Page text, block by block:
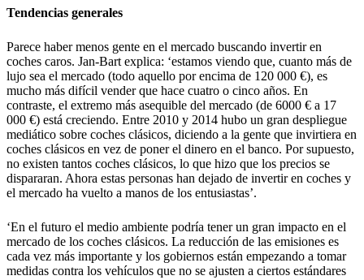
Tendencias generales
Parece haber menos gente en el mercado buscando invertir en
coches caros. Jan-Bart explica: ‘estamos viendo que, cuanto más de
lujo sea el mercado (todo aquello por encima de 120 000 €), es
mucho más difícil vender que hace cuatro o cinco años. En
contraste, el extremo más asequible del mercado (de 6000 € a 17
000 €) está creciendo. Entre 2010 y 2014 hubo un gran despliegue
mediático sobre coches clásicos, diciendo a la gente que invirtiera en
coches clásicos en vez de poner el dinero en el banco. Por supuesto,
no existen tantos coches clásicos, lo que hizo que los precios se
dispararan. Ahora estas personas han dejado de invertir en coches y
el mercado ha vuelto a manos de los entusiastas’.
‘En el futuro el medio ambiente podría tener un gran impacto en el
mercado de los coches clásicos. La reducción de las emisiones es
cada vez más importante y los gobiernos están empezando a tomar
medidas contra los vehículos que no se ajusten a ciertos estándares